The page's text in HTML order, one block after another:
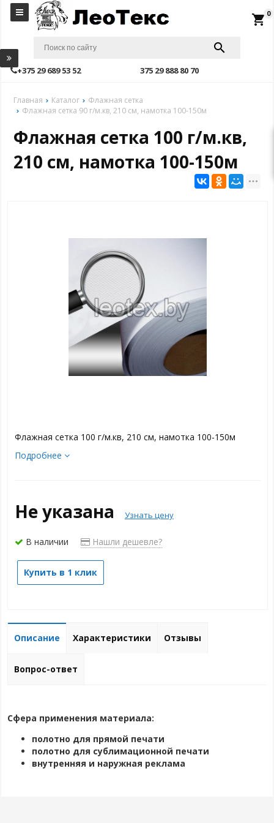
+375 29 689 53 52 375 29 888 80 70
local_grocery_store 0
Главная Каталог
Флажная сетка
Флажная сетка 90 г/м.кв, 210 см, намотка 100-150м
Флажная сетка 100 г/м.кв,
210 см, намотка 100-150м
Флажная сетка 100 г/м.кв, 210 см, намотка 100-150м
Подробнее
Не указана Узнать цену
В наличии Нашли дешевле?
Купить в 1 клик
Описание Характеристики Отзывы
Вопрос-ответ
Сфера применения материала:
полотно для прямой печати
полотно для сублимационной печати
внутренняя и наружная реклама